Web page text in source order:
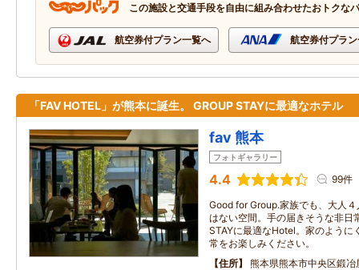
この施設と交通手段を自由に組み合わせたおトクな
航空券付プラン一覧へ 航空券付プラ
「FAV HOTEL」が熊本に誕生。 GROUP STAYに最適なホテル
fav 熊本
フォトギャラリー
4.4 99件
Good for Group.家族でも、大人
はない空間。手の届きそうな非日
STAYに最適なHotel。家のように
常をお楽しみください。
住所
熊本県熊本市中央区鍛冶